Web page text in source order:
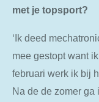
met je topsport?
‘Ik deed
mee gestopt want
februari werk ik bij
Na de de zomer ga